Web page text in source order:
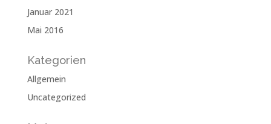
Januar 2021
Mai 2016
Kategorien
Allgemein
Uncategorized